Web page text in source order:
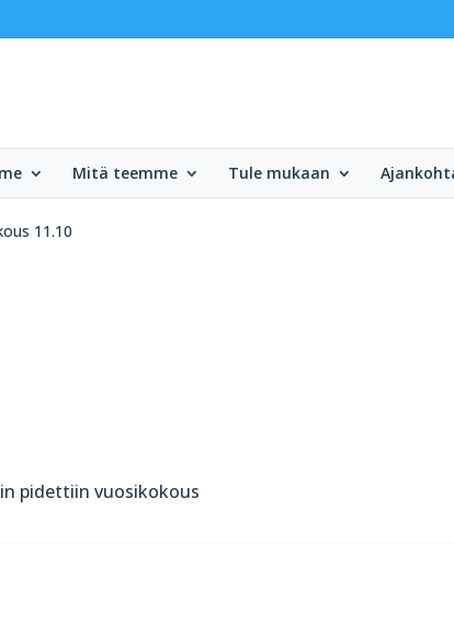
Mitä teemme Tule mukaan
11.10
pidettiin vuosikokous